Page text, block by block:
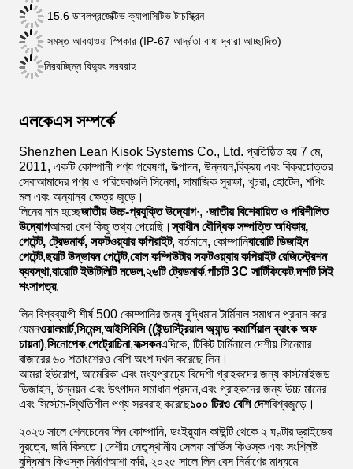
15.6 ডাবলপ্রজেক্টিভ ক্যাপাসিটিভ টাচস্ক্রিন
সমস্ত আবহাওয়া স্পিকার (IP-67 আর্দ্রতা বাধা দ্বারা আচ্ছাদিত)
নিরবচ্ছিন্ন বিদ্যুৎ সরবরাহ
এলকেএস সম্পর্কে
Shenzhen Lean Kisok Systems Co., Ltd. প্রতিষ্ঠিত হয় 7 মে,
2011, একটি কোম্পানী পণ্য গবেষণা, উত্পাদন, উন্নয়ন,বিক্রয় এবং বিক্রয়োত্তর
সেবাআমাদের পণ্য ও পরিষেবাগুলি সিনেমা, সামাজিক সুরক্ষা, খুচরা, হোটেল, শপিং
মল এবং অন্যান্য ক্ষেত্র জুড়ে।
লিনের নাম হচ্ছেজাতীয় উচ্চ-প্রযুক্তি উদ্যোগ∙, ∙জাতীয় বিশেষায়িত ও পরিশীলিত
উদ্যোগআমরা বেশ কিছু তথ্য পেয়েছি।স্বাধীন বৌদ্ধিক সম্পত্তি অধিকার,
পেটেন্ট, ট্রেডমার্ক, সফটওয়্যার কপিরাইট, বর্তমানে, কোম্পানিবারোটি ডিজাইন
পেটেন্ট,ছয়টি উদ্ভাবন পেটেন্ট,ষোল কম্পিউটার সফটওয়্যার কপিরাইট রেজিস্ট্রেশন
ব্যবস্থা,বারোটি ইউটিলিটি মডেল,২৬টি ট্রেডমার্ক,পাঁচটি 3C সার্টিফিকেট,দশটি সিই
শংসাপত্র.
লিন বিশ্বব্যাপী শীর্ষ 500 কোম্পানির জন্য বুদ্ধিমান টার্মিনাল সমাধান প্রদান করে
যেমনওয়ালমার্ট,সিমেন্স,আইসিবিসি ((ইন্ডাস্ট্রিয়াল অ্যান্ড কমার্শিয়াল ব্যাংক অফ
চায়না),সিনোপেক,পেট্রোচিনা,ফক্সকনএদিকে, টিকিট টার্মিনালে দেশীয় সিনেমার
বাজারের ৬০ শতাংশেরও বেশি অংশ দখল করেছে লিন।
আমরা ইউরোপ, আমেরিকা এবং মধ্যপ্রাচ্যে বিদেশী গ্রাহকদের জন্য কাস্টমাইজড
ডিজাইন, উন্নয়ন এবং উৎপাদন সমাধান প্রদান,এবং গ্রাহকদের জন্য উচ্চ মানের
এবং সিস্টেম-স্থিতিশীল পণ্য সরবরাহ করেছে১০০ টিরও বেশি দেশবিশ্বজুড়ে।
২০২৩ সালে শেনচেনের লিন কোম্পানি, ডংইয়ুয়ান কাউন্টি থেকে ২ ঘণ্টার ড্রাইভের
দূরত্বে, জমি কিনতে।দেশীয় নেতৃস্থানীয় সেলফ সার্ভিস কিওস্ক এবং সংশ্লিষ্ট
বুদ্ধিমান কিওস্ক নির্মাণআশা করি, ২০২৫ সালে লিন বেস নির্মাণের মাধ্যমে